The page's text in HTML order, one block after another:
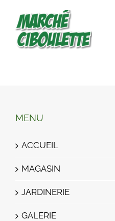
contenu
MENU
ACCUEIL
MAGASIN
JARDINERIE
GALERIE